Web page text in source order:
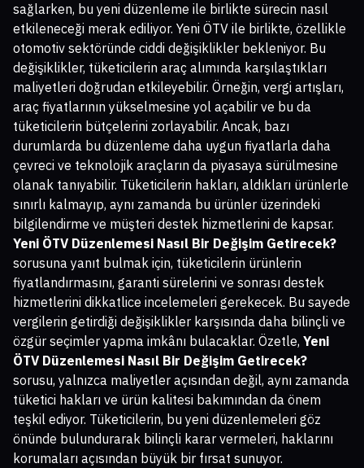
sağlarken, bu yeni düzenleme ile birlikte sürecin nasıl
etkileneceği merak ediliyor. Yeni ÖTV ile birlikte, özellikle
otomotiv sektöründe ciddi değişiklikler bekleniyor. Bu
değişiklikler, tüketicilerin araç alımında karşılaştıkları
maliyetleri doğrudan etkileyebilir. Örneğin, vergi artışları,
araç fiyatlarının yükselmesine yol açabilir ve bu da
tüketicilerin bütçelerini zorlayabilir. Ancak, bazı
durumlarda bu düzenleme daha uygun fiyatlarla daha
çevreci ve teknolojik araçların da piyasaya sürülmesine
olanak tanıyabilir. Tüketicilerin hakları, aldıkları ürünlerle
sınırlı kalmayıp, aynı zamanda bu ürünler üzerindeki
bilgilendirme ve müşteri destek hizmetlerini de kapsar.
Yeni ÖTV Düzenlemesi Nasıl Bir Değişim Getirecek?
sorusuna yanıt bulmak için, tüketicilerin ürünlerin
fiyatlandırmasını, garanti sürelerini ve sonrası destek
hizmetlerini dikkatlice incelemeleri gerekecek. Bu sayede
vergilerin getirdiği değişiklikler karşısında daha bilinçli ve
özgür seçimler yapma imkânı bulacaklar. Özetle, Yeni
ÖTV Düzenlemesi Nasıl Bir Değişim Getirecek?
sorusu, yalnızca maliyetler açısından değil, aynı zamanda
tüketici hakları ve ürün kalitesi bakımından da önem
teşkil ediyor. Tüketicilerin, bu yeni düzenlemeleri göz
önünde bulundurarak bilinçli karar vermeleri, haklarını
korumaları açısından büyük bir fırsat sunuyor.